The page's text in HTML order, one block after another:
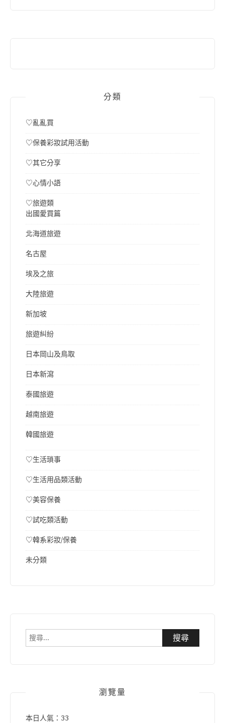
分類
♡亂亂買
♡保養彩妝試用活動
♡其它分享
♡心情小語
♡旅遊類
出國愛買篇
北海道旅遊
名古屋
埃及之旅
大陸旅遊
新加坡
旅遊糾紛
日本岡山及鳥取
日本新瀉
泰國旅遊
越南旅遊
韓國旅遊
♡生活瑣事
♡生活用品類活動
♡美容保養
♡試吃類活動
♡韓系彩妝/保養
未分類
搜
瀏覽量
本日人氣：33